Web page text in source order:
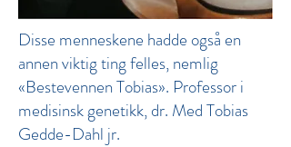
Disse menneskene hadde også en
annen viktig ting felles, nemlig
«Bestevennen Tobias». Professor i
medisinsk genetikk, dr. Med Tobias
Gedde-Dahl jr.